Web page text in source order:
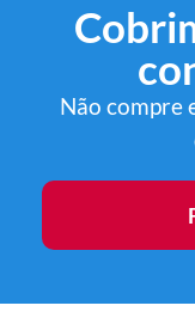
Não compre